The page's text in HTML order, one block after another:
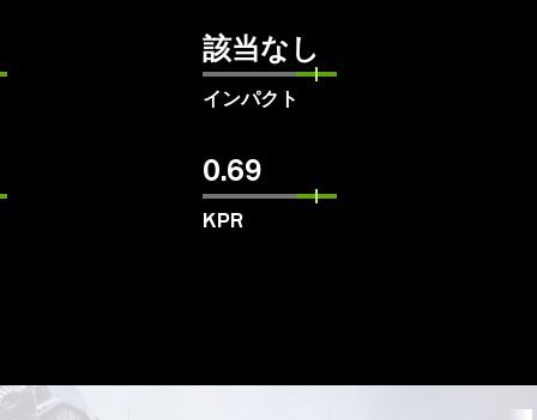
該当なし
インパクト
0.69
KPR